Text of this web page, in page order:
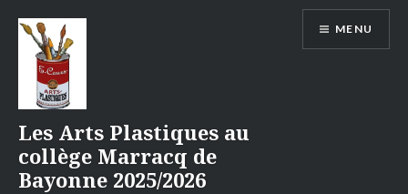
contenu
Les Arts Plastiques au
collège Marracq de
Bayonne 2025/2026
MENU